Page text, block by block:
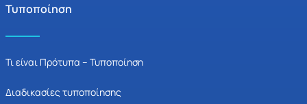
Τυποποίηση
Τι είναι Πρότυπα – Τυποποίηση
Διαδικασίες τυποποίησης